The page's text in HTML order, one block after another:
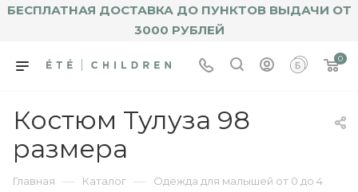
БЕСПЛАТНАЯ ДОСТАВКА ДО ПУНКТОВ ВЫДАЧИ ОТ
3000 РУБЛЕЙ
0
Костюм Тулуза 98
размера
Главная — Каталог — Одежда для малышей от 0 до 4